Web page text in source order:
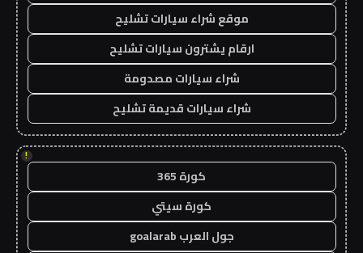
موقع شراء سيارات تشليح
ارقام يشترون سيارات تشليح
شراء سيارات مصدومة
شراء سيارات قديمة تشليح
!
كورة 365
كورة سيتي
جول العرب goalarab